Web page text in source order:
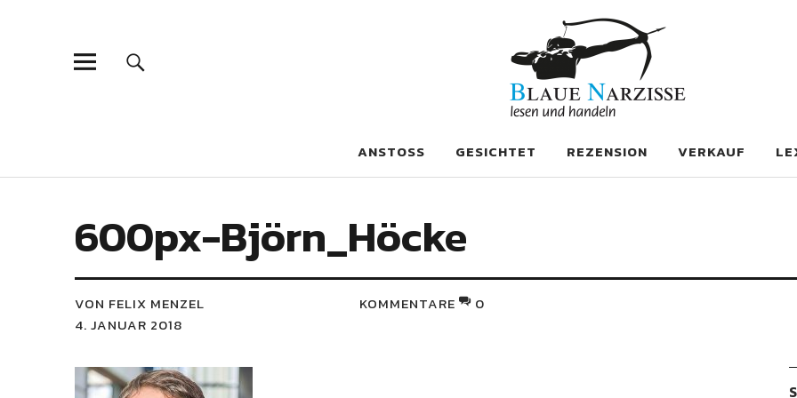
Blaue Narzisse
ANSTOSS GESICHTET REZENSION VERKAUF
600px-Björn_Höcke
VON FELIX MENZEL
4. JANUAR 2018
KOMMENTARE 0